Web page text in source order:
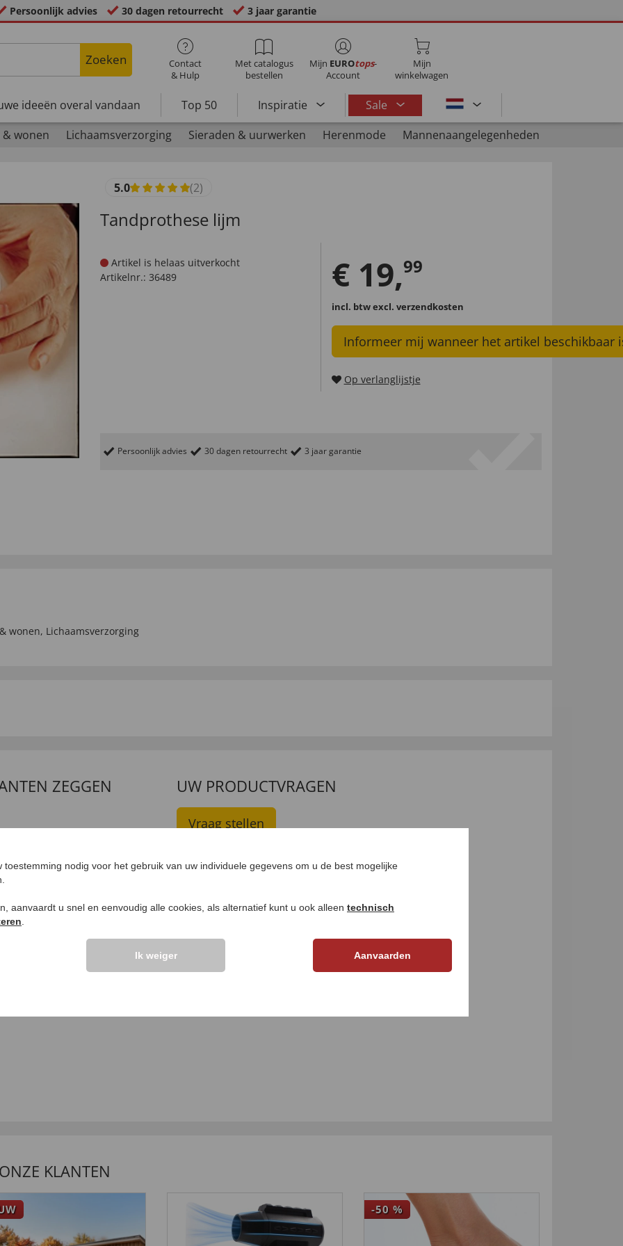
Persoonlijk advies 30 dagen retourrecht 3 jaar garantie
Zoeken
Contact
& Hulp
Met catalogus
bestellen
Mijn EUROtops-
Account
Mijn
winkelwagen
ideeën overal vandaan Top 50 Inspiratie
Sale
wonen Lichaamsverzorging Sieraden & uurwerken Herenmode Mannenaangelegenheden
5.0 (2)
Tandprothese lijm
Artikel is helaas uitverkocht
Artikelnr.: 36489 € 19,99
incl. btwexcl. verzendkosten
Informeer mij wanneer het artikel beschikbaar
Op verlanglijstje
Persoonlijk advies 30 dagen retourrecht 3 jaar garantie
wonen, Lichaamsverzorging
ZEGGEN
>>
UW PRODUCTVRAGEN
Vraag stellen
KLANTEN
-50 %
nodig voor het gebruik van uw individuele gegevens om u de best mogelijke
aanvaardt u snel en eenvoudig alle cookies, als alternatief kunt u ook alleen technisch
Ik weiger Aanvaarden